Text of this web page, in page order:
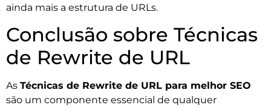
ainda mais a estrutura de URLs.
Conclusão sobre Técnicas
de Rewrite de URL
As Técnicas de Rewrite de URL para melhor SEO
são um componente essencial de qualquer